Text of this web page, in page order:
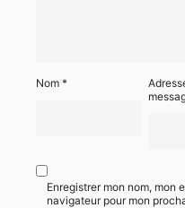
Nom *
Enregistrer mon nom, mon
navigateur pour mon